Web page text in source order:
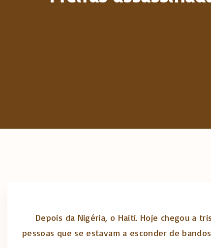
Depois da Nigéria, o Haiti. Hoje chegou a
pessoas que se estavam a esconder de